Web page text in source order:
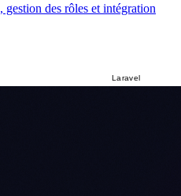
des rôles et intégration
Laravel